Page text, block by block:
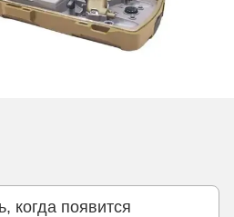
когда появится